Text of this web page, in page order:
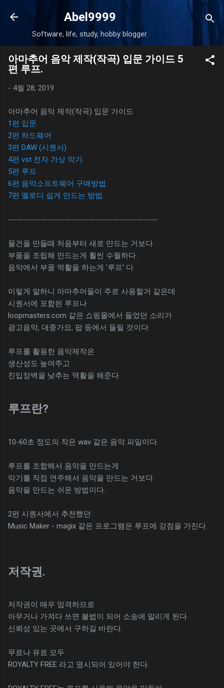
기본 콘텐츠로 건너뛰기
Abel9999
Software, life, study, hobby blogger.
아마추어 음악 제작(작곡) 입문 가이드 5
편 루프.
- 4월 28, 2019
아마추어 음악 제작(작곡) 입문 가이드
1편 입문.
2편 하드웨어.
3편 DAW (시퀀서).
4편 vst 전자 가상 악기.
5편 루프.
6편 음악소프트웨어 구매방법.
7편 멜로디 쉽게 만드는 방법.
--------------------------------------------------
물건을 만들때 처음부터 새로 만드는 거보다
부품을 조립해 만드는게 훨씬 수월하다.
음악에서 부품 역활을 하는게 '루프' 다.
이렇게 말하니 아마추어들이 주로 사용할거 같은데
시퀀서에 포함된 루프나
loopmasters.com 같은 쇼핑몰에서 들었던 소리가
광고음악, 대중가요, 팝 등에서 들릴 것이다.
루프를 활용한 음악제작은
생산성도 높여주고
진입장벽을 낮추는 역활을 해준다.
루프란?
10-60초 정도의 작은 wav 같은 음악 파일이다.
루프를 조합해서 음악을 만드는게
악기를 직접 연주해서 음악을 만드는 거보다
음악을 만드는 쉬운 방법이다.
2편 시퀀서에서 추천했던
Music Maker - magix 같은 프로그램은 루프에 강점을 가진다.
저작권.
저작권이 매우 엄격하므로
아무거나 가져다 쓰면 불법이 되어 소송에 말리게 된다.
신뢰성 있는 곳에서 구하길 바란다.
무료나 유료 모두
ROYALTY FREE 라고 명시되어 있어야 한다.